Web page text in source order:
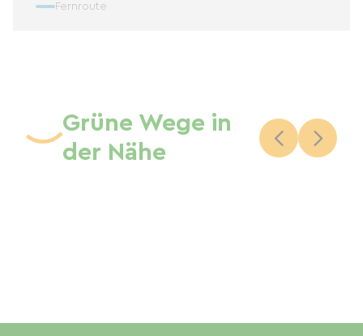
Fernroute
Grüne Wege in
der Nähe